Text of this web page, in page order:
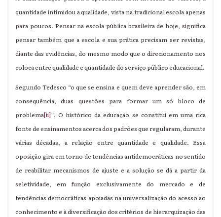
quantidade intimidou a qualidade, vista na tradicional escola apenas
para poucos. Pensar na escola pública brasileira de hoje, significa
pensar também que a escola e sua prática precisam ser revistas,
diante das evidências, do mesmo modo que o direcionamento nos
coloca entre qualidade e quantidade do serviço público educacional.
Segundo Tedesco “o que se ensina e quem deve aprender são, em
consequência, duas questões para formar um só bloco de
problema[ii]”. O histórico da educação se constitui em uma rica
fonte de ensinamentos acerca dos padrões que regularam, durante
várias décadas, a relação entre quantidade e qualidade. Essa
oposição gira em torno de tendências antidemocráticas no sentido
de reabilitar mecanismos de ajuste e a solução se dá a partir da
seletividade, em função exclusivamente do mercado e de
tendências democráticas apoiadas na universalização do acesso ao
conhecimento e à diversificação dos critérios de hierarquização das